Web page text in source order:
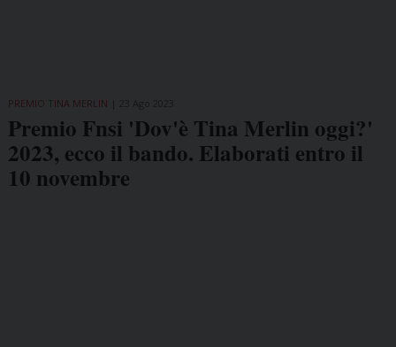
PREMIO TINA MERLIN
Premio Fnsi 'Dov'è Tina Merlin oggi?'
2023, ecco il bando. Elaborati entro il
10 novembre